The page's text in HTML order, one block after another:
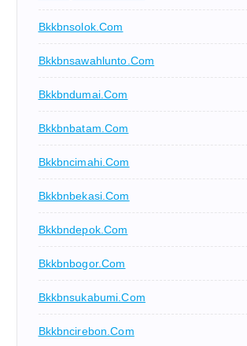
Bkkbnsolok.com
Bkkbnsawahlunto.com
Bkkbndumai.com
Bkkbnbatam.com
Bkkbncimahi.com
Bkkbnbekasi.com
Bkkbndepok.com
Bkkbnbogor.com
Bkkbnsukabumi.com
Bkkbncirebon.com